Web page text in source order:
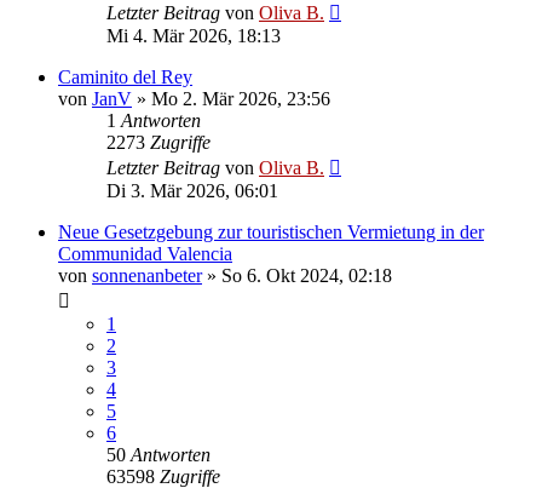
Letzter Beitrag von Oliva B.
Mi 4. Mär 2026, 18:13
Caminito del Rey
von JanV » Mo 2. Mär 2026, 23:56
1 Antworten
2273 Zugriffe
Letzter Beitrag von Oliva B.
Di 3. Mär 2026, 06:01
Neue Gesetzgebung zur touristischen Vermietung in der
Communidad Valencia
von sonnenanbeter» So 6. Okt 2024, 02:18
1
2
3
4
5
6
50 Antworten
63598 Zugriffe